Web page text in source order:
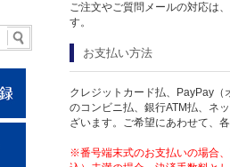
ご注文やご質問メールの対応は
す。
お支払い方法
クレジットカード払、PayPay
のコンビニ払、銀行ATM払、ネ
ざいます。ご希望にあわせて、
※番号端末式のお支払いの場合